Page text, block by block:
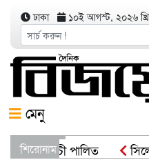
ঢাকা ১০ই আগস্ট, ২০২৬
মেনু
শিরোনাম
কর্মসূচী পালিত